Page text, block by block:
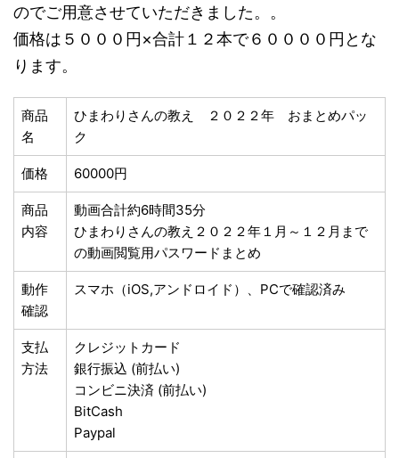
のでご用意させていただきました。。
価格は５０００円×合計１２本で６００００円とな
ります。
商品
名
ひまわりさんの教え ２０２２年 おまとめパッ
ク
価格 60000円
商品
内容
動画合計約6時間35分
ひまわりさんの教え２０２２年１月～１２月まで
の動画閲覧用パスワードまとめ
動作
確認
スマホ（iOS,アンドロイド）、PCで確認済み
支払
方法
クレジットカード
銀行振込 (前払い)
コンビニ決済 (前払い)
BitCash
Paypal